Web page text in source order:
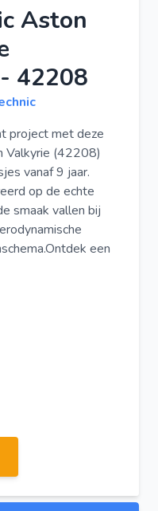
Aston
42208
project met deze
Valkyrie (42208)
vanaf 9 jaar.
op de echte
smaak vallen bij
een